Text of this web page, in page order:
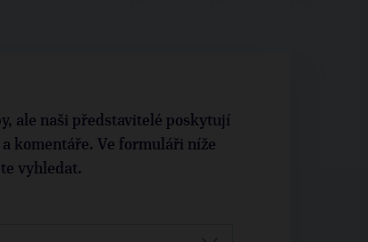
ale naši představitelé poskytují
komentáře. Ve formuláři níže
vyhledat.